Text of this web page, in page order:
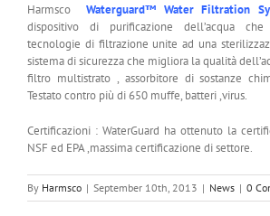
Harmsco Waterguard™ Water Filtration
dispositivo di purificazione dell’acqua
tecnologie di filtrazione unite ad una
sistema di sicurezza che migliora la qualità
filtro multistrato , assorbitore di sostanze
Testato contro più di 650 muffe, batteri ,virus.
Certificazioni : WaterGuard ha ottenuto la
NSF ed EPA ,massima certificazione di settore.
By Harmsco | September 10th, 2013 | News | 0